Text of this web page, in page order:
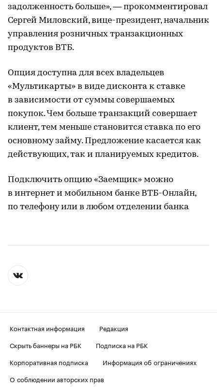
задолженность больше», — прокомментировал
Сергей Миловский, вице-президент, начальник
управления розничных транзакционных
продуктов ВТБ.
Опция доступна для всех владельцев
«Мультикарты» в виде дисконта к ставке
в зависимости от суммы совершаемых
покупок. Чем больше транзакций совершает
клиент, тем меньше становится ставка по его
основному займу. Предложение касается как
действующих, так и планируемых кредитов.
Подключить опцию «Заемщик» можно
в интернет и мобильном банке ВТБ-Онлайн,
по телефону или в любом отделении банка
Контактная информация
Редакция
Скрыть баннеры на РБК
Подписка на РБК
Корпоративная подписка
Информация об ограничениях
О соблюдении авторских прав